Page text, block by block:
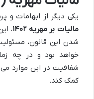
یکی دیگر از ابهامات
مالیات بر مهریه ۱۴۰۲
،
شدن این قانون،
خواهد بود و در چه
شفافیت در این موارد می
کمک کند.